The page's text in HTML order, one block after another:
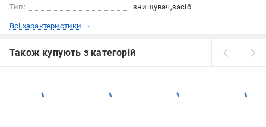
Тип:
знищувач засіб
Всі характеристики
Також купують з категорій